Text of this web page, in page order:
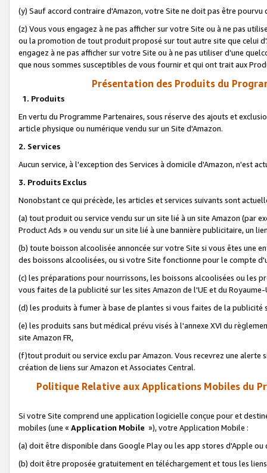
(y) Sauf accord contraire d'Amazon, votre Site ne doit pas être
(z) Vous vous engagez à ne pas afficher sur votre Site ou à ne pas
ou la promotion de tout produit proposé sur tout autre site que celui
engagez à ne pas afficher sur votre Site ou à ne pas utiliser d’une
que nous sommes susceptibles de vous fournir et qui ont trait aux
Présentation des Produits du
1. Produits
En vertu du Programme Partenaires, sous réserve des ajouts et
article physique ou numérique vendu sur un Site d'Amazon.
2. Services
Aucun service, à l'exception des Services à domicile d'Amazon, n'est
3. Produits Exclus
Nonobstant ce qui précède, les articles et services suivants sont
(a) tout produit ou service vendu sur un site lié à un site Amazon (par
Product Ads » ou vendu sur un site lié à une bannière publicitaire, un
(b) toute boisson alcoolisée annoncée sur votre Site si vous êtes une
des boissons alcoolisées, ou si votre Site fonctionne pour le compte
(c) les préparations pour nourrissons, les boissons alcoolisées ou les
vous faites de la publicité sur les sites Amazon de l'UE et du Royaume-
(d) les produits à fumer à base de plantes si vous faites de la publicité
(e) les produits sans but médical prévu visés à l'annexe XVI du
site Amazon FR,
(f)tout produit ou service exclu par Amazon. Vous recevrez une alerte
création de liens sur Amazon et Associates Central.
Politique Relative aux Applications Mobiles du
Si votre Site comprend une application logicielle conçue pour et
mobiles (une « Application Mobile »), votre Application Mobile :
(a) doit être disponible dans Google Play ou les app stores d'Apple ou
(b) doit être proposée gratuitement en téléchargement et tous les